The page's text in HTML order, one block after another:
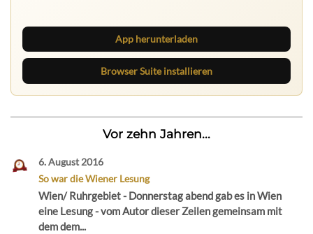
App herunterladen
Browser Suite installieren
Vor zehn Jahren...
6. August 2016
So war die Wiener Lesung
Wien/ Ruhrgebiet - Donnerstag abend gab es in Wien
eine Lesung - vom Autor dieser Zeilen gemeinsam mit
dem dem...